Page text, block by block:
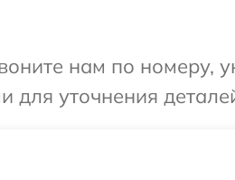
нам по номеру,
для уточнения